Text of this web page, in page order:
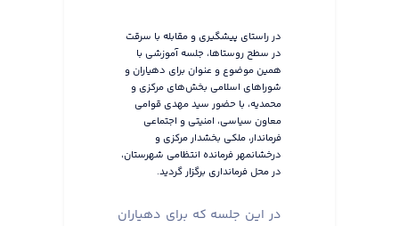
در راستای پیشگیری و مقابله با سرقت
در سطح روستاها، جلسه آموزشی با
همین موضوع و عنوان برای دهیاران و
شوراهای اسلامی بخش‌های مرکزی و
محمدیه، با حضور سید مهدی قوامی
معاون سیاسی، امنیتی و اجتماعی
فرماندار، ملکی بخشدار مرکزی و
درخشانمهر فرمانده انتظامی شهرستان،
در محل فرمانداری برگزار گردید.
در این جلسه که برای دهیاران